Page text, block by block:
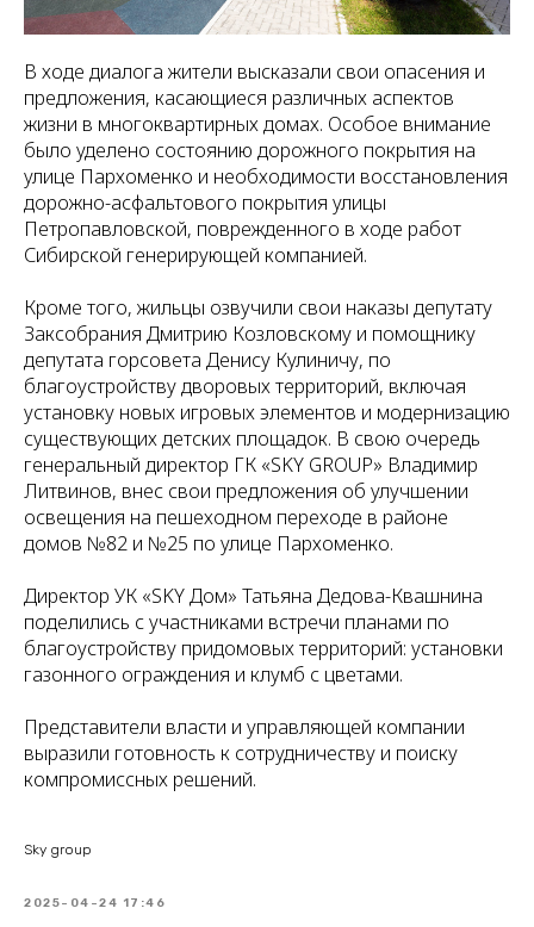
В ходе диалога жители высказали свои опасения и
предложения, касающиеся различных аспектов
жизни в многоквартирных домах. Особое внимание
было уделено состоянию дорожного покрытия на
улице Пархоменко и необходимости восстановления
дорожно-асфальтового покрытия улицы
Петропавловской, поврежденного в ходе работ
Сибирской генерирующей компанией.
Кроме того, жильцы озвучили свои наказы депутату
Заксобрания Дмитрию Козловскому и помощнику
депутата горсовета Денису Кулиничу, по
благоустройству дворовых территорий, включая
установку новых игровых элементов и модернизацию
существующих детских площадок. В свою очередь
генеральный директор ГК «SKY GROUP» Владимир
Литвинов, внес свои предложения об улучшении
освещения на пешеходном переходе в районе
домов №82 и №25 по улице Пархоменко.
Директор УК «SKY Дом» Татьяна Дедова-Квашнина
поделились с участниками встречи планами по
благоустройству придомовых территорий: установки
газонного ограждения и клумб с цветами.
Представители власти и управляющей компании
выразили готовность к сотрудничеству и поиску
компромиссных решений.
Sky group
2025-04-24 17:46